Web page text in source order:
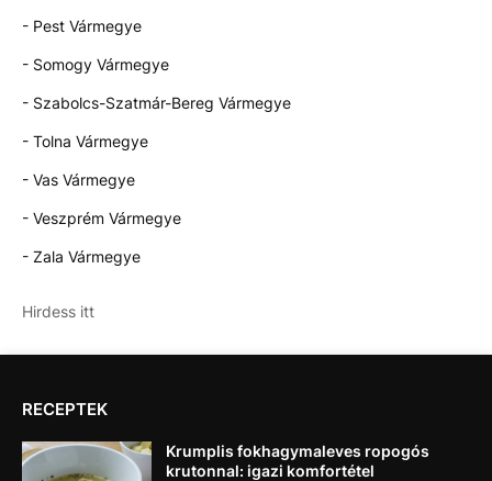
- Pest Vármegye
- Somogy Vármegye
- Szabolcs-Szatmár-Bereg Vármegye
- Tolna Vármegye
- Vas Vármegye
- Veszprém Vármegye
- Zala Vármegye
Hirdess itt
RECEPTEK
Krumplis fokhagymaleves ropogós
krutonnal: igazi komfortétel